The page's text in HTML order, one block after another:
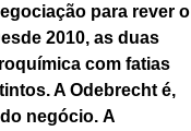
para rever o
2010, as duas
com fatias
A Odebrecht é,
negócio. A